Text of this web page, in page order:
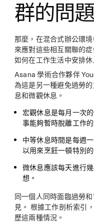
群的問題
那麼，在混合式辦公環
來應對這些相互關聯的
如何在工作生活中安排休
Asana 學術合作夥伴
為這是另一種避免過勞
息和微觀休息。
宏觀休息是每月一次
事能夠暫時脫離工作
中等休息時間是每週
以用來烹飪一頓特別
微休息應該每天進行
想。
同一個人同時面臨過勞
見。 根據工作剖析索引
歷這兩種情況。